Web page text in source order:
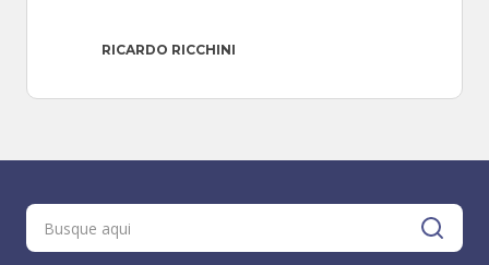
RICARDO RICCHINI